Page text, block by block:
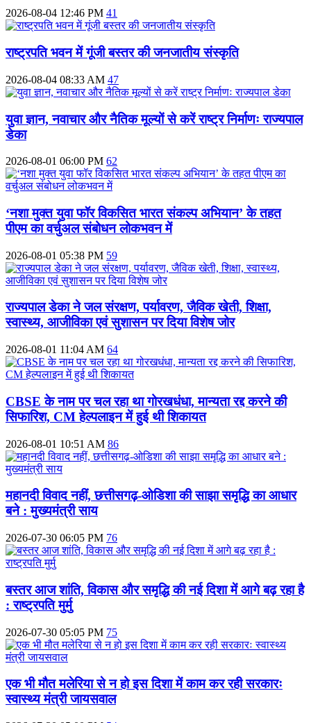
2026-08-04 12:46 PM 41
राष्ट्रपति भवन में गूंजी बस्तर की जनजातीय संस्कृति
2026-08-04 08:33 AM 47
युवा ज्ञान, नवाचार और नैतिक मूल्यों से करें राष्ट्र निर्माणः राज्यपाल
डेका
2026-08-01 06:00 PM 62
‘नशा मुक्त युवा फॉर विकसित भारत संकल्प अभियान’ के तहत
पीएम का वर्चुअल संबोधन लोकभवन में
2026-08-01 05:38 PM 59
राज्यपाल डेका ने जल संरक्षण, पर्यावरण, जैविक खेती, शिक्षा,
स्वास्थ्य, आजीविका एवं सुशासन पर दिया विशेष जोर
2026-08-01 11:04 AM 64
CBSE के नाम पर चल रहा था गोरखधंधा, मान्यता रद्द करने की
सिफारिश, CM हेल्पलाइन में हुई थी शिकायत
2026-08-01 10:51 AM 86
महानदी विवाद नहीं, छत्तीसगढ़-ओडिशा की साझा समृद्धि का आधार
बने : मुख्यमंत्री साय
2026-07-30 06:05 PM 76
बस्तर आज शांति, विकास और समृद्धि की नई दिशा में आगे बढ़ रहा है
: राष्ट्रपति मुर्मु
2026-07-30 05:05 PM 75
एक भी मौत मलेरिया से न हो इस दिशा में काम कर रही सरकारः
स्वास्थ्य मंत्री जायसवाल